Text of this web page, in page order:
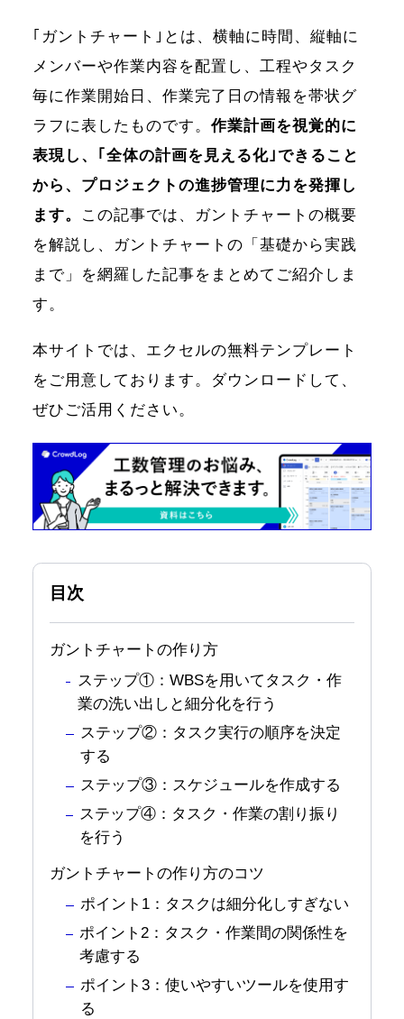
｢ガントチャート｣とは、横軸に時間、縦軸に
メンバーや作業内容を配置し、工程やタスク
毎に作業開始日、作業完了日の情報を帯状グ
ラフに表したものです。 作業計画を視覚的に
表現し、｢全体の計画を見える化｣できること
から、プロジェクトの進捗管理に力を発揮し
ます。
この記事では、ガントチャートの概要
を解説し、ガントチャートの「基礎から実践
まで」を網羅した記事をまとめてご紹介しま
す。
本サイトでは、エクセルの無料テンプレート
をご用意しております。ダウンロードして、
ぜひご活用ください。
目次
ガントチャートの作り方
ステップ①：WBSを用いてタスク・作
業の洗い出しと細分化を行う
ステップ②：タスク実行の順序を決定
する
ステップ③：スケジュールを作成する
ステップ④：タスク・作業の割り振り
を行う
ガントチャートの作り方のコツ
ポイント1：タスクは細分化しすぎない
ポイント2：タスク・作業間の関係性を
考慮する
ポイント3：使いやすいツールを使用す
る